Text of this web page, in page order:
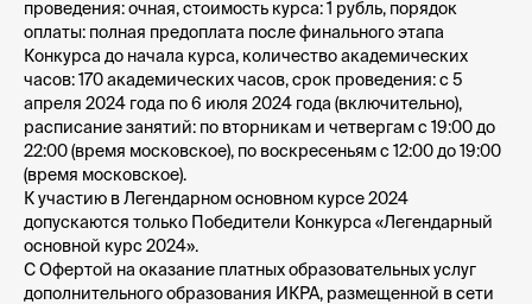
проведения: очная, стоимость курса: 1 рубль, порядок
оплаты: полная предоплата после финального этапа
Конкурса до начала курса, количество академических
часов: 170 академических часов, срок проведения: с 5
апреля 2024 года по 6 июля 2024 года (включительно),
расписание занятий: по вторникам и четвергам с 19:00 до
22:00 (время московское), по воскресеньям с 12:00 до 19:00
(время московское).
К участию в Легендарном основном курсе 2024
допускаются только Победители Конкурса «Легендарный
основной курс 2024».
С Офертой на оказание платных образовательных услуг
дополнительного образования ИКРА, размещенной в сети